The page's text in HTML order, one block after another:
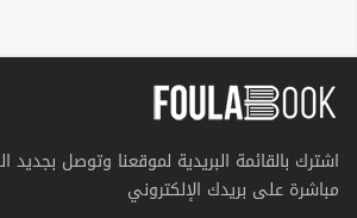
اشترك بالقائمة البريدية لموقعنا وتوصل
مباشرة على بريدك الإلكتروني